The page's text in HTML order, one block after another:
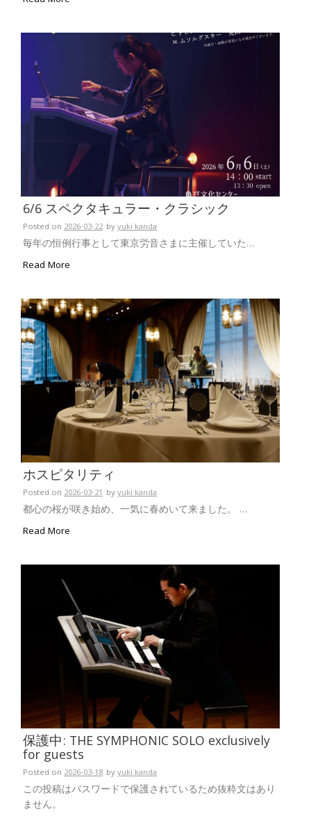
6/6 スペクタキュラー・クラシック
Posted on 2026-03-22 byyuki kanda
毎年の恒例行事として東京労音さまに主催していた…
Read More
ホスピタリティ
Posted on 2026-03-21 byyuki kanda
都心の桜が咲き始め、一気に春めいて来ました。 …
Read More
保護中: THE SYMPHONIC SOLO exclusively
for guests
Posted on 2026-03-18 byyuki kanda
この投稿はパスワードで保護されているため抜粋文はあり
ません。